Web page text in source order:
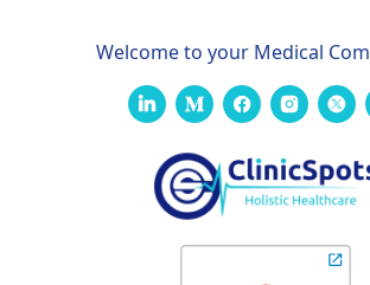
Welcome to your Medical